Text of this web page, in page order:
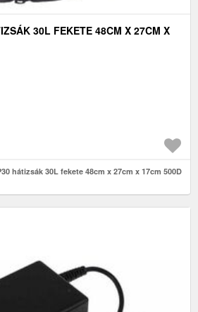
30L FEKETE 48CM X 27CM X
hátizsák 30L fekete 48cm x 27cm x 17cm 500D